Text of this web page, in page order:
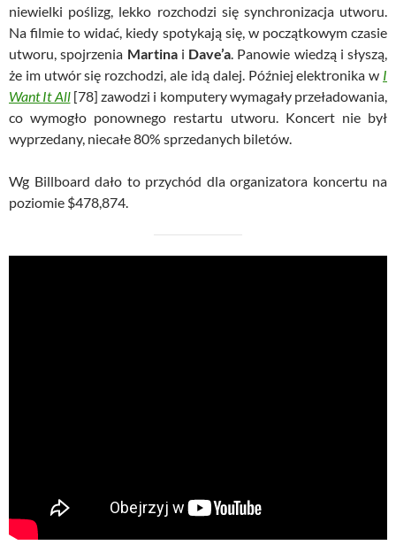
niewielki poślizg, lekko rozchodzi się synchronizacja utworu.
Na filmie to widać, kiedy spotykają się, w początkowym czasie
utworu, spojrzenia Martina i Dave’a. Panowie wiedzą i słyszą,
że im utwór się rozchodzi, ale idą dalej. Później elektronika w I
Want It All[78] zawodzi i komputery wymagały przeładowania,
co wymogło ponownego restartu utworu. Koncert nie był
wyprzedany, niecałe 80% sprzedanych biletów.
Wg Billboard dało to przychód dla organizatora koncertu na
poziomie $478,874.